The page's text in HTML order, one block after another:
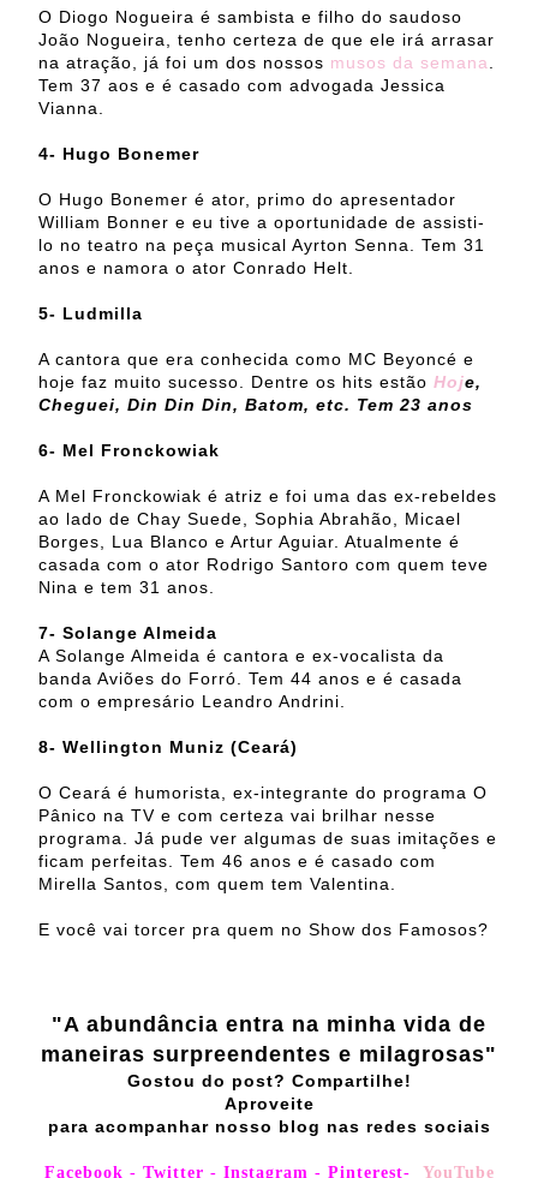
O Diogo Nogueira é sambista e filho do saudoso
João Nogueira, tenho certeza de que ele irá arrasar
na atração, já foi um dos nossos musos da semana
Tem 37 aos e é casado com advogada Jessica
Vianna.
4- Hugo Bonemer
O Hugo Bonemer é ator, primo do apresentador
William Bonner e eu tive a oportunidade de assisti-
lo no teatro na peça musical Ayrton Senna. Tem 31
anos e namora o ator Conrado Helt.
5- Ludmilla
A cantora que era conhecida como MC Beyoncé e
hoje faz muito sucesso. Dentre os hits estão Hoje,
Cheguei, Din Din Din, Batom, etc. Tem 23 anos
6- Mel Fronckowiak
A Mel Fronckowiak é atriz e foi uma das ex-rebeldes
ao lado de Chay Suede, Sophia Abrahão, Micael
Borges, Lua Blanco e Artur Aguiar. Atualmente é
casada com o ator Rodrigo Santoro com quem teve
Nina e tem 31 anos.
7- Solange Almeida
A Solange Almeida é cantora e ex-vocalista da
banda Aviões do Forró. Tem 44 anos e é casada
com o empresário Leandro Andrini.
8- Wellington Muniz (Ceará)
O Ceará é humorista, ex-integrante do programa O
Pânico na TV e com certeza vai brilhar nesse
programa. Já pude ver algumas de suas imitações e
ficam perfeitas. Tem 46 anos e é casado com
Mirella Santos, com quem tem Valentina.
E você vai torcer pra quem no Show dos Famosos?
"A abundância entra na minha vida de
maneiras surpreendentes e milagrosas"
Gostou do post? Compartilhe!
Aproveite
para acompanhar nosso blog nas redes sociais
Facebook - Twitter - Instagram - Pinterest- YouTube